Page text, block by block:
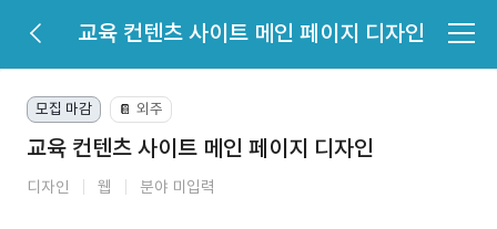
교육 컨텐츠 사이트 메인 페이지 디자인
모집 마감 📔 외주
교육 컨텐츠 사이트 메인 페이지 디자인
디자인 웹 분야 미입력